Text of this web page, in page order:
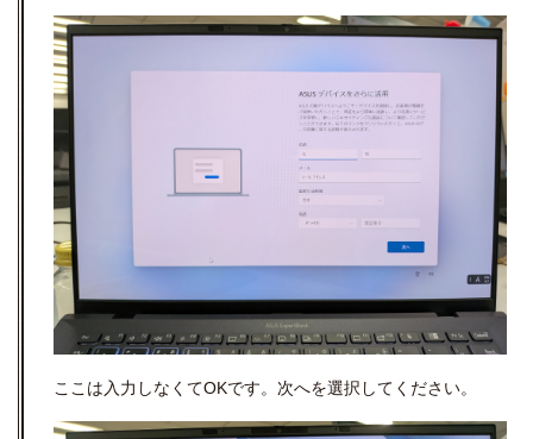
ここは入力しなくてOKです。次へを選択してください。